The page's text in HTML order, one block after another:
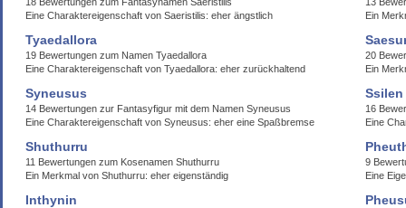
Eine Charaktereigenschaft von Saeristilis: eher ängstlich
Ein
Tyaedallora
19 Bewertungen zum Namen Tyaedallora
Eine Charaktereigenschaft von Tyaedallora: eher zurückhaltend
20
Ein
Syneusus
14 Bewertungen zur Fantasyfigur mit dem Namen Syneusus
Eine Charaktereigenschaft von Syneusus: eher eine Spaßbremse
Ssilen
16
Eine
Shuthurru
11 Bewertungen zum Kosenamen Shuthurru
Ein Merkmal von Shuthurru: eher eigenständig
9
Eine
Inthynin